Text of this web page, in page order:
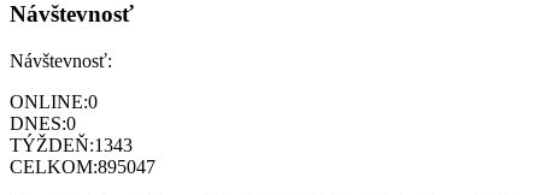
Návštevnosť
Návštevnosť:
ONLINE:0
DNES:0
TÝŽDEŇ:1343
CELKOM:895047